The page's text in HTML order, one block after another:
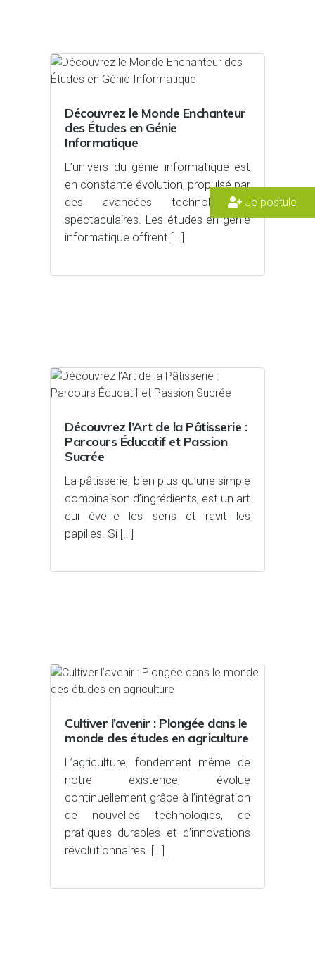
Découvrez le Monde Enchanteur
des Études en Génie
Informatique
L’univers du génie informatique est
en constante évolution, propulsé par
des avancées technologiques
spectaculaires. Les études en génie
informatique offrent […]
Découvrez l’Art de la Pâtisserie :
Parcours Éducatif et Passion
Sucrée
La pâtisserie, bien plus qu’une simple
combinaison d’ingrédients, est un art
qui éveille les sens et ravit les
papilles. Si […]
Cultiver l’avenir : Plongée dans le
monde des études en agriculture
L’agriculture, fondement même de
notre existence, évolue
continuellement grâce à l’intégration
de nouvelles technologies, de
pratiques durables et d’innovations
révolutionnaires. […]
Je postule